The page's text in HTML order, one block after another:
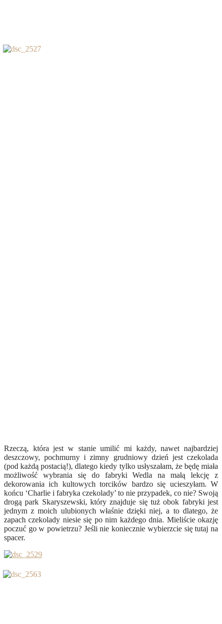
Rzeczą, która jest w stanie umilić mi każdy, nawet najbardziej
deszczowy, pochmurny i zimny grudniowy dzień jest czekolada
(pod każdą postacią!), dlatego kiedy tylko usłyszałam, że będę miała
możliwość wybrania się do fabryki Wedla na małą lekcję z
dekorowania ich kultowych torcików bardzo się ucieszyłam. W
końcu ‘Charlie i fabryka czekolady’ to nie przypadek, co nie? Swoją
drogą park Skaryszewski, który znajduje się tuż obok fabryki jest
jednym z moich ulubionych właśnie dzięki niej, a to dlatego, że
zapach czekolady niesie się po nim każdego dnia. Mieliście okazję
poczuć go w powietrzu? Jeśli nie koniecznie wybierzcie się tutaj na
spacer.